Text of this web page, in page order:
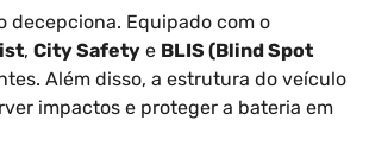
decepciona. Equipado com o
, City Safety e BLIS (Blind Spot
Além disso, a estrutura do veículo
impactos e proteger a bateria em